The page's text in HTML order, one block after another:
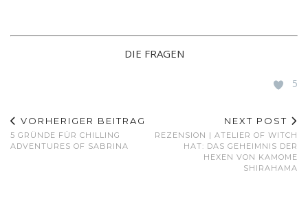
DIE FRAGEN
5
VORHERIGER BEITRAG
5 GRÜNDE FÜR CHILLING
ADVENTURES OF SABRINA
NEXT POST
REZENSION | ATELIER OF WITCH
HAT: DAS GEHEIMNIS DER
HEXEN VON KAMOME
SHIRAHAMA